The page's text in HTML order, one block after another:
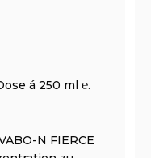
á 250 ml ℮.
N FIERCE